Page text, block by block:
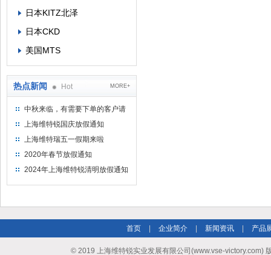
日本KITZ北泽
日本CKD
美国MTS
热点新闻 Hot MORE+
中秋来临，有需要下单的客户请
提前下单
上海维特锐国庆放假通知
上海维特瑞五一假期来啦
2020年春节放假通知
2024年上海维特锐清明放假通知
首页 企业简介 新闻资讯 产品
© 2019 上海维特锐实业发展有限公司(www.vse-victory.com)